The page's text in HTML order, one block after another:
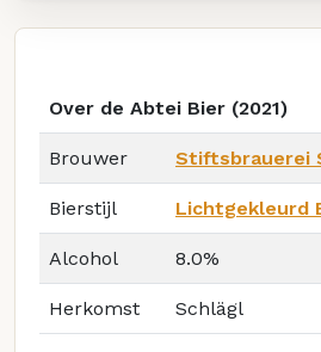
Over de Abtei Bier (2021)
Brouwer Stiftsbrauerei
Bierstijl Lichtgekleurd
Alcohol 8.0%
Herkomst Schlägl